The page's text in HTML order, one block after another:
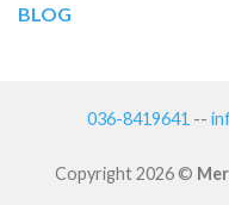
BLOG
036-8419641 --
Copyright 2026 ©